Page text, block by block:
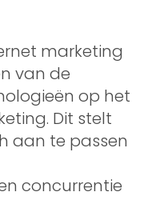
marketing
van de
op het
Dit stelt
aan te passen
concurrentie